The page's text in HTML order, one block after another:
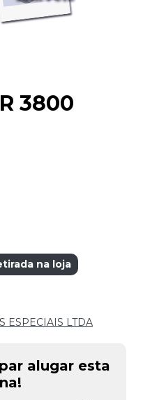
3800
na loja
ESPECIAIS LTDA
alugar esta